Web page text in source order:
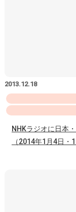
2013.12.18
NHKラジオに日本
（2014年1月4日・